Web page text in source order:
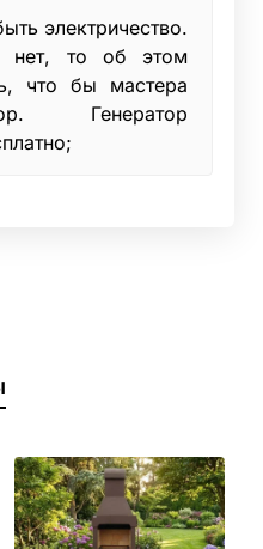
электричество.
нет, то об этом
что бы мастера
Генератор